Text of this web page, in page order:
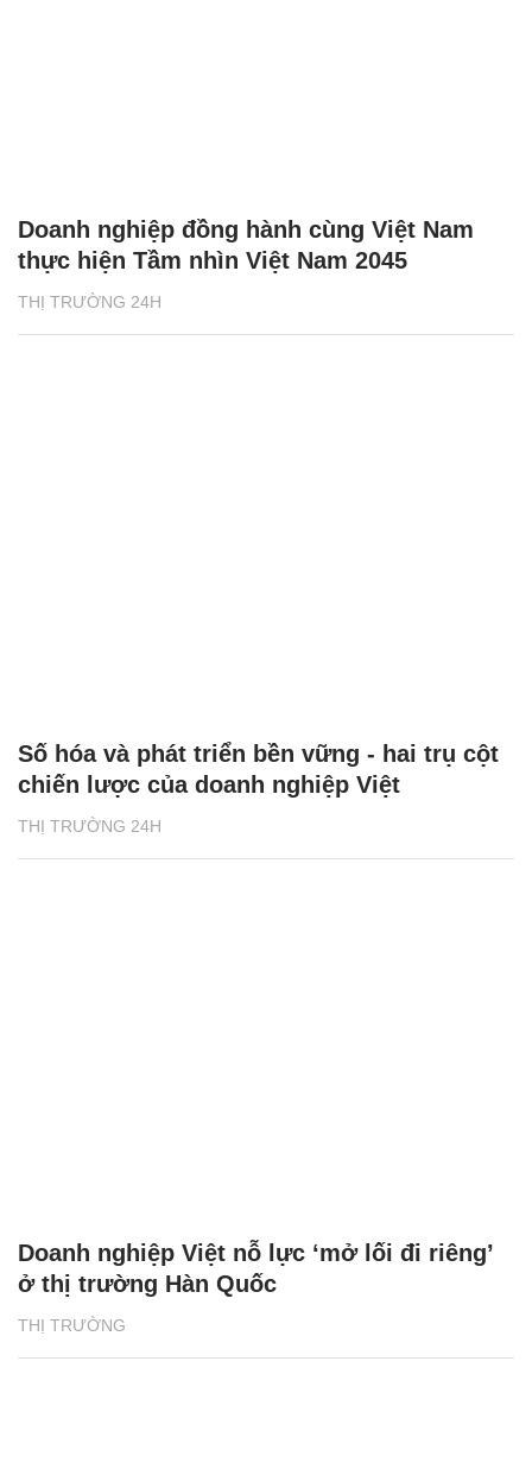
THỊ TRƯỜNG 24H
Doanh nghiệp đồng hành cùng Việt Nam
thực hiện Tầm nhìn Việt Nam 2045
THỊ TRƯỜNG 24H
Số hóa và phát triển bền vững - hai trụ cột
chiến lược của doanh nghiệp Việt
THỊ TRƯỜNG
Doanh nghiệp Việt nỗ lực ‘mở lối đi riêng’
ở thị trường Hàn Quốc